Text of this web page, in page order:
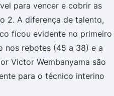
para vencer e cobrir as
2. A diferença de talento,
ficou evidente no primeiro
nos rebotes (45 a 38) e a
Victor Wembanyama são
para o técnico interino